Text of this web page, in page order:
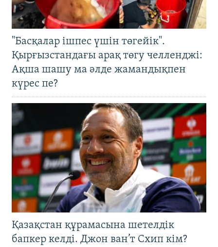
"Басқалар ішпес үшін төгейік".
Қырғызстандағы арақ төгу челленджі:
Ақша шашу ма әлде жамандықпен
күрес пе?
Қазақстан құрамасына шетелдік
бапкер келді. Джон ван’т Схип кім?